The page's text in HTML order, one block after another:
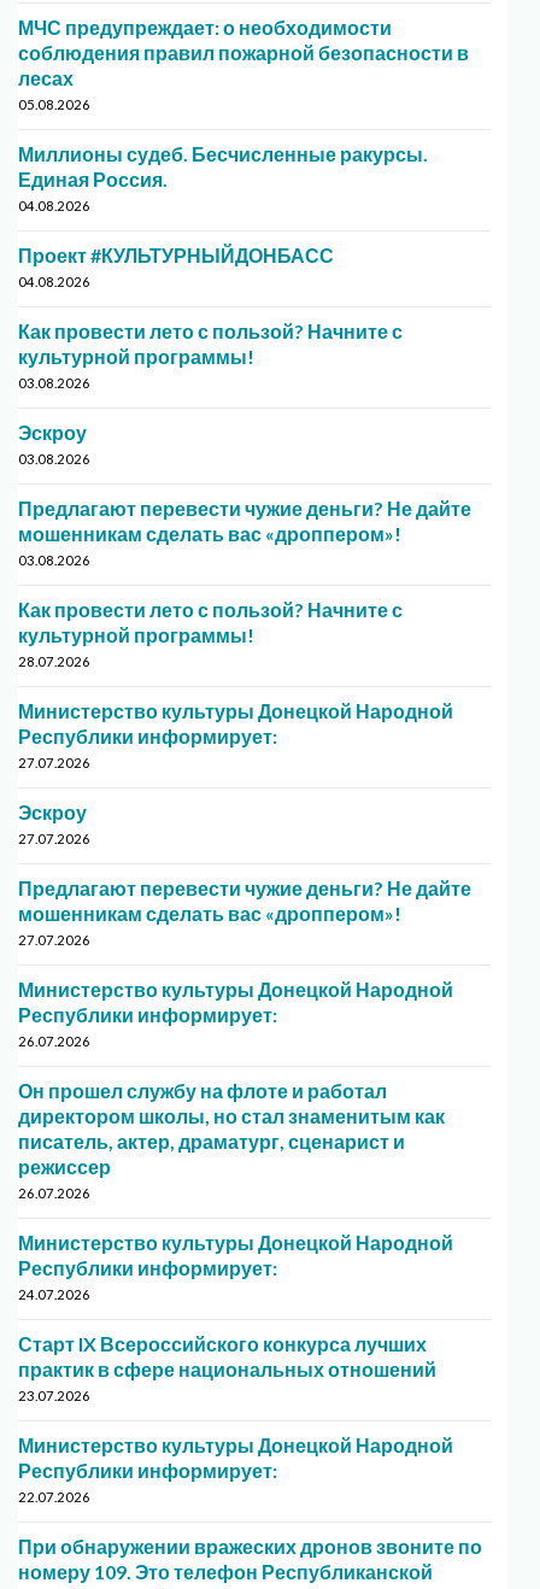
МЧС предупреждает: о необходимости
соблюдения правил пожарной безопасности в
лесах
05.08.2026
Миллионы судеб. Бесчисленные ракурсы.
Единая Россия.
04.08.2026
Проект #КУЛЬТУРНЫЙДОНБАСС
04.08.2026
Как провести лето с пользой? Начните с
культурной программы!
03.08.2026
Эскроу
03.08.2026
Предлагают перевести чужие деньги? Не дайте
мошенникам сделать вас «дроппером»!
03.08.2026
Как провести лето с пользой? Начните с
культурной программы!
28.07.2026
Министерство культуры Донецкой Народной
Республики информирует:
27.07.2026
Эскроу
27.07.2026
Предлагают перевести чужие деньги? Не дайте
мошенникам сделать вас «дроппером»!
27.07.2026
Министерство культуры Донецкой Народной
Республики информирует:
26.07.2026
Он прошел службу на флоте и работал
директором школы, но стал знаменитым как
писатель, актер, драматург, сценарист и
режиссер
26.07.2026
Министерство культуры Донецкой Народной
Республики информирует:
24.07.2026
Старт IX Всероссийского конкурса лучших
практик в сфере национальных отношений
23.07.2026
Министерство культуры Донецкой Народной
Республики информирует:
22.07.2026
При обнаружении вражеских дронов звоните по
номеру 109. Это телефон Республиканской